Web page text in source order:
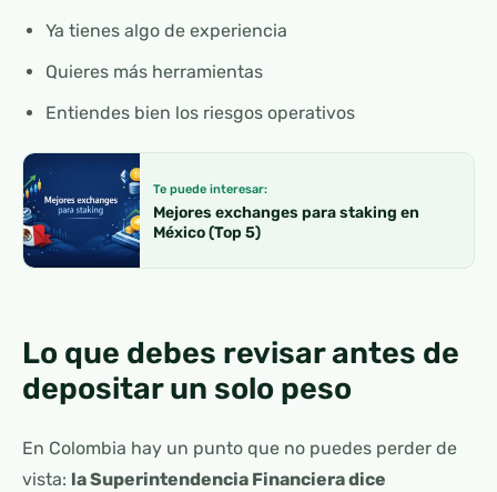
Ya tienes algo de experiencia
Quieres más herramientas
Entiendes bien los riesgos operativos
Te puede interesar:
Mejores exchanges para staking en
México (Top 5)
Lo que debes revisar antes de
depositar un solo peso
En Colombia hay un punto que no puedes perder de
vista: la Superintendencia Financiera dice